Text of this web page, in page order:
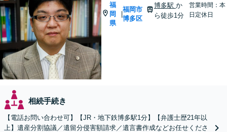
福
岡
県
福岡市
博多区
博多駅 か
ら徒歩1分
営業時間：本
日定休日
相続手続き
【電話お問い合わせ可】【JR・地下鉄博多駅1分】【弁護士歴21年以
上】遺産分割協議／遺留分侵害額請求／遺言書作成などお任せくださ